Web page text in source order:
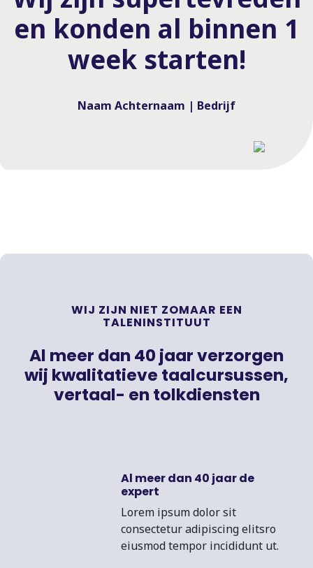
en konden al binnen 1
week starten!
Naam Achternaam | Bedrijf
WIJ ZIJN NIET ZOMAAR EEN
TALENINSTITUUT
Al meer dan 40 jaar verzorgen
wij kwalitatieve taalcursussen,
vertaal- en tolkdiensten
Al meer dan 40 jaar de
expert
Lorem ipsum dolor sit
consectetur adipiscing elitsro
eiusmod tempor incididunt ut.